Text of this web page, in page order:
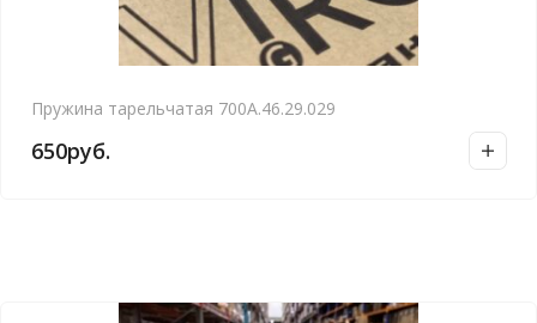
Пружина тарельчатая 700А.46.29.029
650руб.